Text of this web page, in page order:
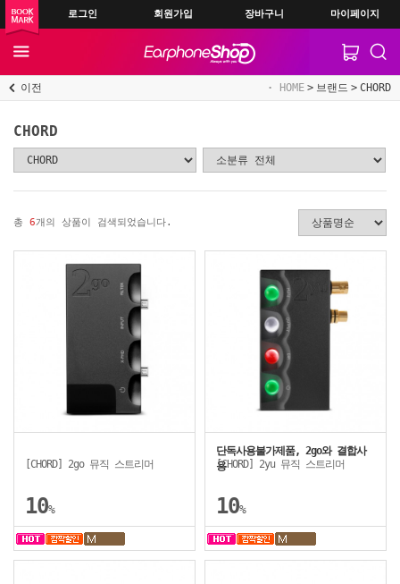
로그인 회원가입 장바구니 마이페이지
이전 HOME 브랜드 CHORD
CHORD
총 6개의 상품이 검색되었습니다.
[CHORD] 2go 뮤직 스트리머
10%
단독사용불가제품, 2go와 결합사
용
[CHORD] 2yu 뮤직 스트리머
10%